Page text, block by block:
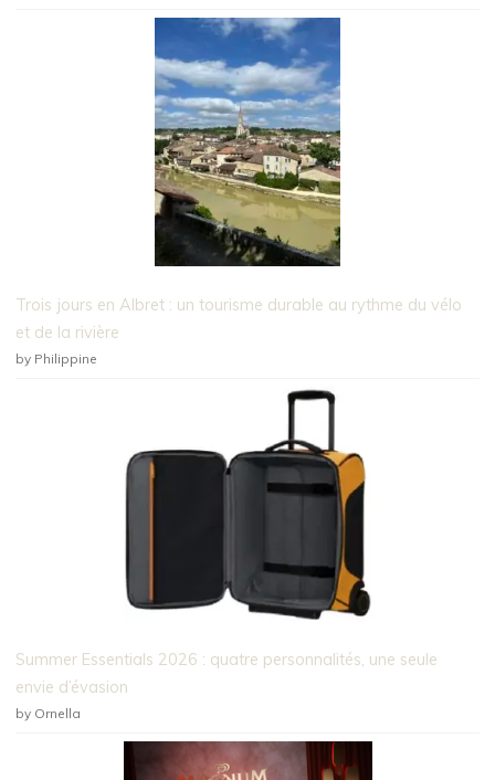
Trois jours en Albret : un tourisme durable au rythme du vélo
et de la rivière
by Philippine
Summer Essentials 2026 : quatre personnalités, une seule
envie d’évasion
by Ornella